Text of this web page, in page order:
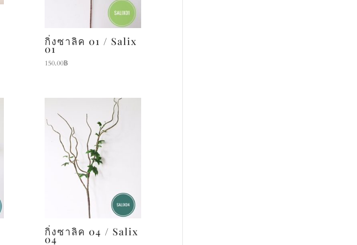
กิ่งซาลิค 01 / Salix
01
150.00฿
กิ่งซาลิค 04 / Salix
04